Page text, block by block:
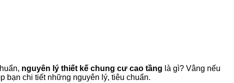
nguyên lý thiết kế chung cư cao tầng là gì? Vâng nếu
bạn chi tiết những nguyên lý, tiêu chuẩn.